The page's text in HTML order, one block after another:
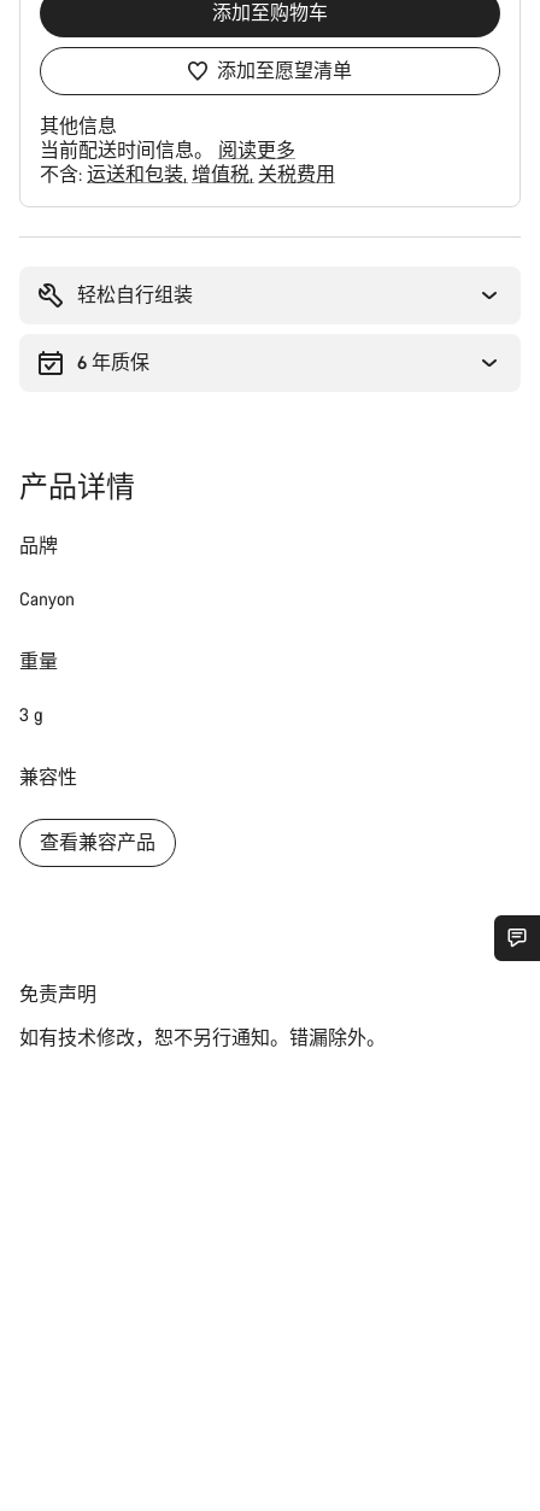
添加至购物车
添加至愿望清单
其他信息
当前配送时间信息。 阅读更多
不含: 运送和包装 增值税 关税费用
轻松自行组装
6 年质保
产品详情
品牌
Canyon
重量
3 g
兼容性
查看兼容产品
免
声
免责声明
如有技术修改，恕不另行通知。错漏除外。
您需要帮助吗？
我们的客户支持专家正在等待为您答疑解惑。